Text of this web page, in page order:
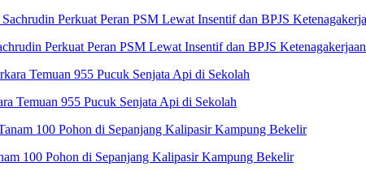
Perkuat Peran PSM Lewat Insentif dan BPJS Ketenagakerjaan
Temuan 955 Pucuk Senjata Api di Sekolah
100 Pohon di Sepanjang Kalipasir Kampung Bekelir